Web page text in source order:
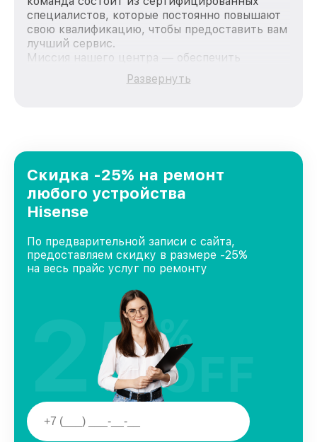
специалистов, которые постоянно повышают
свою квалификацию, чтобы предоставить вам
лучший сервис.
Миссия нашего центра — обеспечить
качественный и доступный ремонт для
каждого пользователя продукции Hisense,
Казани, постоянно повышая уровень доверия
и лояльности наших клиентов.
Развернуть
Скидка -25% на ремонт
любого устройства
Hisense
По предварительной записи с сайта,
предоставляем скидку в размере -25%
на весь прайс услуг по ремонту
25%
OFF